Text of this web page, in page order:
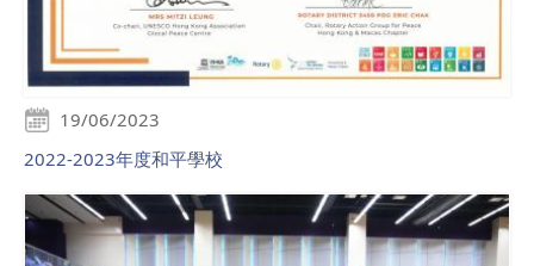
19/06/2023
2022-2023年度和平學校